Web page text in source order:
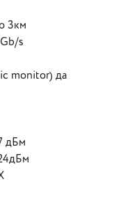
3км
s
monitor) да
дБм